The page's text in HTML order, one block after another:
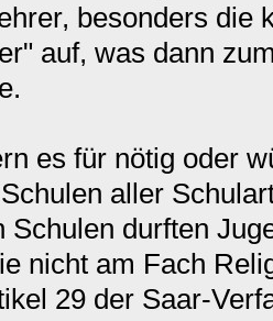
besonders die
auf, was dann
es für nötig oder
aller
Schulen durften
nicht am Fach
29 der Saar-